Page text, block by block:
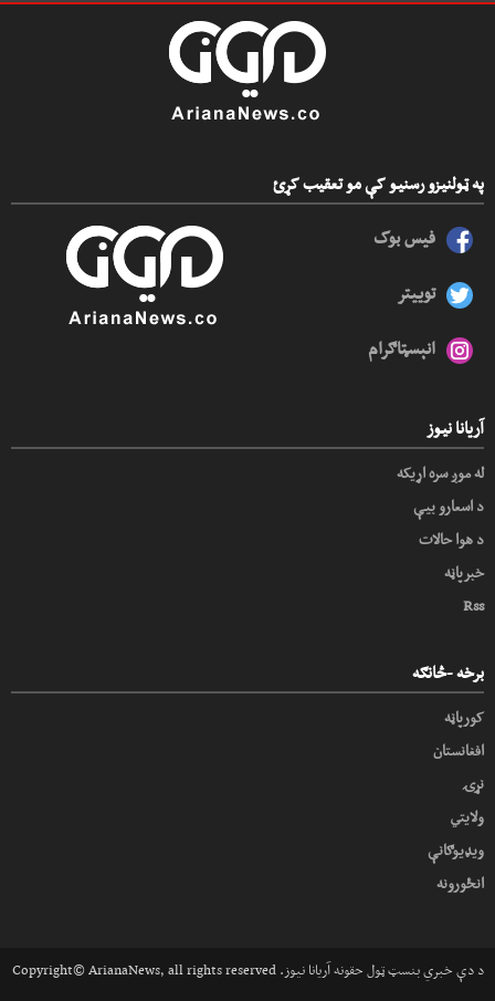
په ټولنیزو رسنیو کې مو تعقیب کړئ
فیس بوک
توییتر
انېسټاګرام
آریانا نیوز
له موږ سره اړیکه
د اسعارو بیې
د هوا حالات
خبرپاڼه
Rss
برخه -څانګه
کورپاڼه
افغانستان
نړۍ
ولایتي
ویډیوګانې
انځورونه
Copyright© ArianaNews, all rights reserved .د دې خبري بنسټ ټول حقونه آریانا نیوز